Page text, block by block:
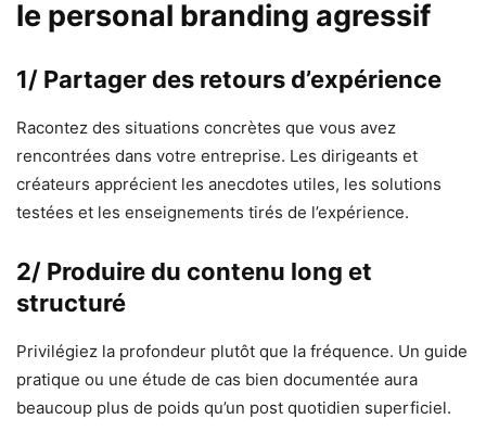
le personal branding agressif
1/ Partager des retours d’expérience
Racontez des situations concrètes que vous avez
rencontrées dans votre entreprise. Les dirigeants et
créateurs apprécient les anecdotes utiles, les solutions
testées et les enseignements tirés de l’expérience.
2/ Produire du contenu long et
structuré
Privilégiez la profondeur plutôt que la fréquence. Un guide
pratique ou une étude de cas bien documentée aura
beaucoup plus de poids qu’un post quotidien superficiel.